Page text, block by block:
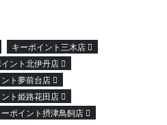
ンウィーク期間中の営業時間について
キーポイント三木店
ント北伊丹店
ト夢前台店
ト姫路花田店
ーポイント摂津鳥飼店